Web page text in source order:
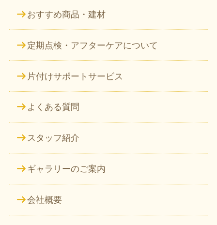
おすすめ商品・建材
定期点検・アフターケアについて
片付けサポートサービス
よくある質問
スタッフ紹介
ギャラリーのご案内
会社概要